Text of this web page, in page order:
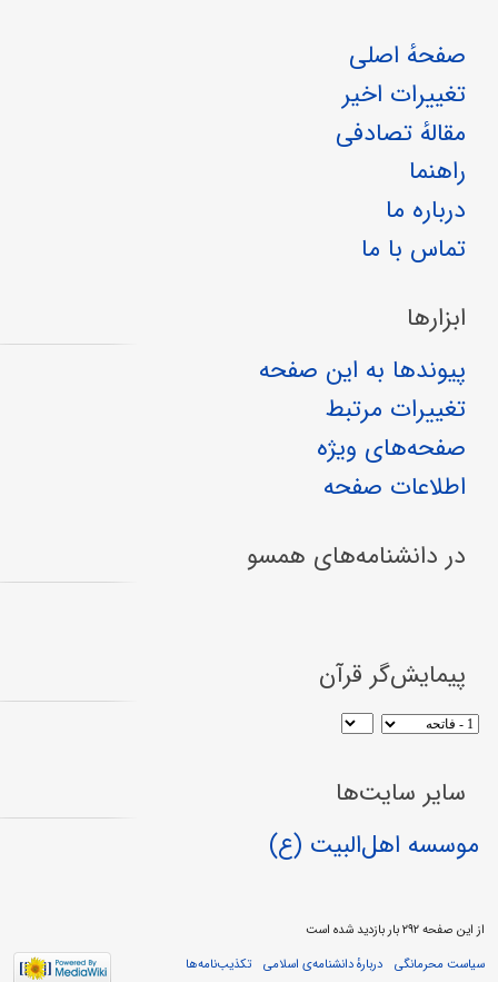
صفحهٔ اصلی
تغییرات اخیر
مقالهٔ تصادفی
راهنما
درباره ما
تماس با ما
ابزارها
پیوندها به این صفحه
تغییرات مرتبط
صفحه‌های ویژه
اطلاعات صفحه
در دانشنامه‌های همسو
پیمایش‌گر قرآن
سایر سایت‌ها
موسسه اهل‌البیت (ع)
از این صفحه ۲۹۲ بار بازدید شده است
سیاست محرمانگی
دربارهٔ دانشنامه‌ی اسلامی تکذیب‌نامه‌ها